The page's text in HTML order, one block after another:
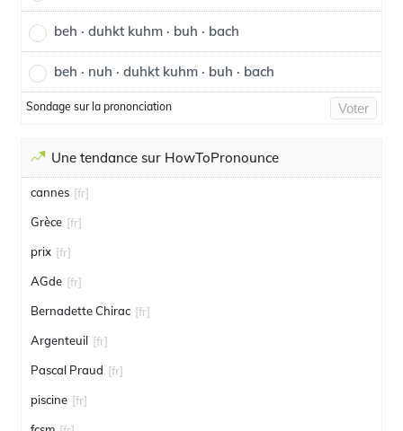
beh · duhkt kuhm · buh · bach
beh · nuh · duhkt kuhm · buh · bach
Sondage sur la prononciation Voter
Une tendance sur HowToPronounce
cannes [fr]
Grèce [fr]
prix [fr]
AGde [fr]
Bernadette Chirac [fr]
Argenteuil [fr]
Pascal Praud [fr]
piscine [fr]